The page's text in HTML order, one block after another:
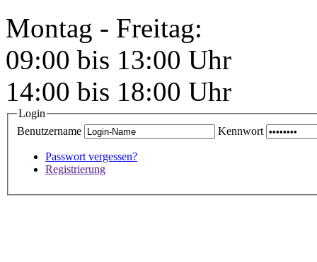
Montag - Freitag:
09:00 bis 13:00 Uhr
14:00 bis 18:00 Uhr
Login
Benutzername
Kennwort
Passwort vergessen?
Registrierung